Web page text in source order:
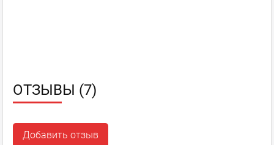
ОТЗЫВЫ (7)
Добавить отзыв